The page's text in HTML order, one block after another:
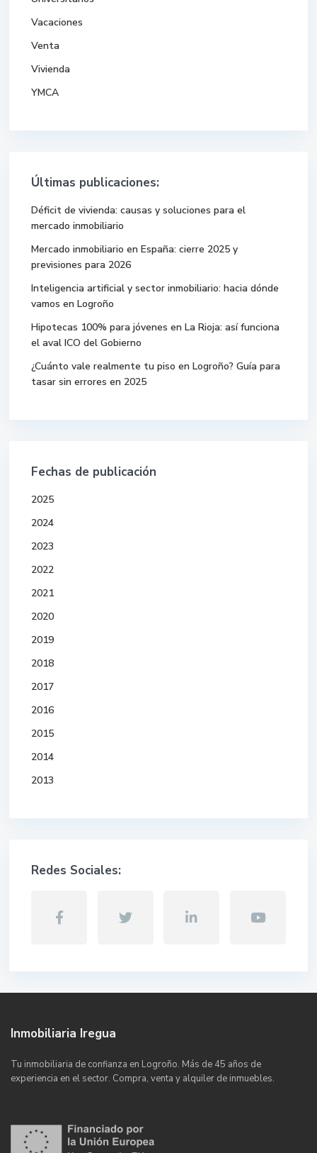
Vacaciones
Venta
Vivienda
YMCA
Últimas publicaciones:
Déficit de vivienda: causas y soluciones para el
mercado inmobiliario
Mercado inmobiliario en España: cierre 2025 y
previsiones para 2026
Inteligencia artificial y sector inmobiliario: hacia dónde
vamos en Logroño
Hipotecas 100% para jóvenes en La Rioja: así funciona
el aval ICO del Gobierno
¿Cuánto vale realmente tu piso en Logroño? Guía para
tasar sin errores en 2025
Fechas de publicación
2025
2024
2023
2022
2021
2020
2019
2018
2017
2016
2015
2014
2013
Redes Sociales:
Inmobiliaria Iregua
Tu inmobiliaria de confianza en Logroño. Más de 45 años de
experiencia en el sector. Compra, venta y alquiler de inmuebles.